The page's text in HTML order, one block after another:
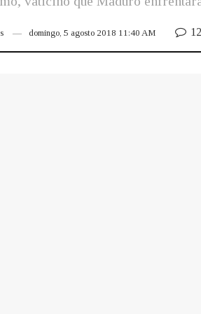
domingo, 5 agosto 2018 11:40 AM 12